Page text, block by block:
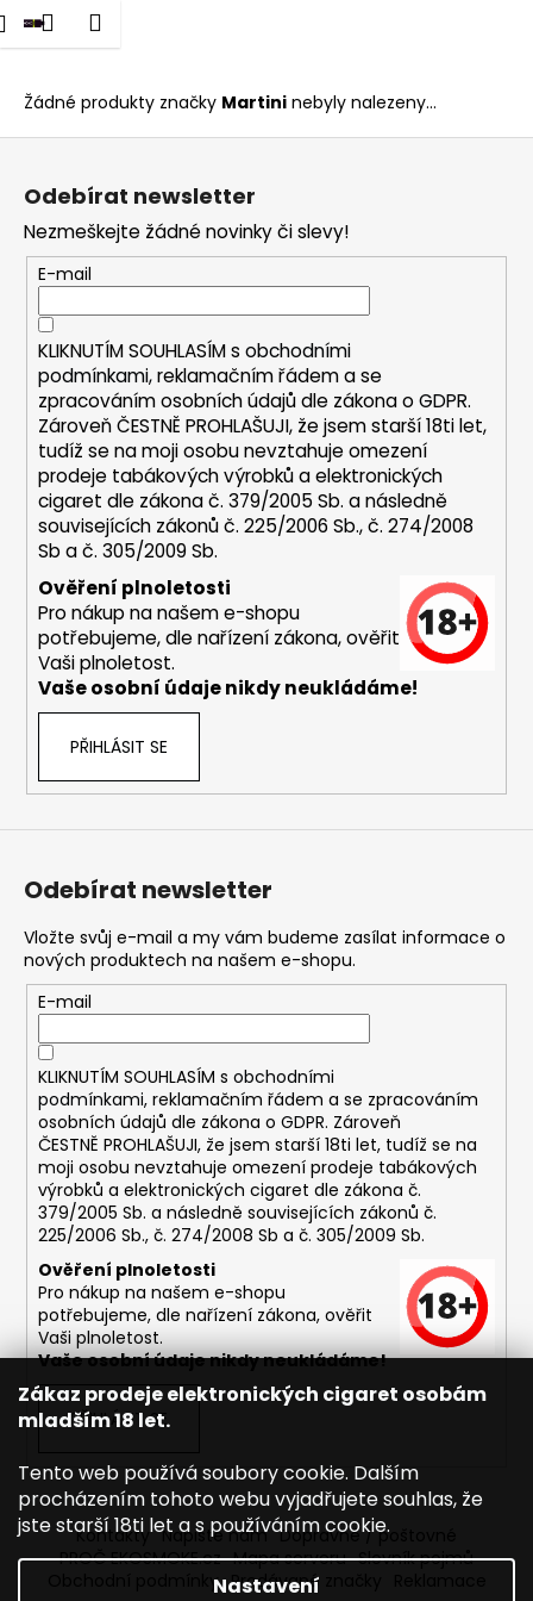
Zákaz prodeje elektronických cigaret osobám
mladším 18 let.
Tento web používá soubory cookie. Dalším
procházením tohoto webu vyjadřujete souhlas, že
jste starší 18ti let a s používáním cookie.
Nastavení
Přejít
na
Přihlášení
Nákupní
Martini
Žádné produkty značky Martini nebyly nalezeny...
K
o
k C
p
o
t
e
b
u
e
e
n
a
?
o
p
o
u
u
m
DEKANG
MENTOL
10ML
6MG
169
Kč
Původně:
195
Odebírat newsletter
Nezmeškejte žádné novinky či slevy!
E-mail
KLIKNUTÍM SOUHLASÍM s obchodními
podmínkami,reklamačním řádem a se
zpracováním osobních údajů dle zákona oGDPR.
Zároveň ČESTNĚ PROHLAŠUJI, že jsem starší 18ti let,
tudíž se na moji osobu nevztahuje omezení
prodeje tabákových výrobků a elektronických
cigaret dle zákona č. 379/2005 Sb. a následně
souvisejících zákonů č. 225/2006 Sb., č. 274/2008
Sb a č. 305/2009 Sb.
Ověření plnoletosti
Pro nákup na našem e-shopu
potřebujeme, dle nařízení zákona, ověřit
Vaši plnoletost.
Vaše osobní údaje nikdy neukládáme!
PŘIHLÁSIT SE
Odebírat newsletter
Vložte svůj e-mail a my vám budeme zasílat informace o
nových produktech na našem e-shopu.
E-mail
KLIKNUTÍM SOUHLASÍM s obchodními
podmínkami, reklamačním řádem a se zpracováním
osobních údajů dle zákona o GDPR. Zároveň
ČESTNĚ PROHLAŠUJI, že jsem starší 18ti let, tudíž se na
moji osobu nevztahuje omezení prodeje tabákových
výrobků a elektronických cigaret dle zákona č.
379/2005 Sb. a následně souvisejících zákonů č.
225/2006 Sb., č. 274/2008 Sb a č. 305/2009 Sb.
Ověření plnoletosti
Pro nákup na našem e-shopu
potřebujeme, dle nařízení zákona, ověřit
Vaši plnoletost.
Vaše osobní údaje nikdy neukládáme!
PŘIHLÁSIT SE
Kontakty Napište nám Dopravné / poštovné
PROČ EKOSMOKE.cz Mapa serveru Slovník pojmů
Obchodní podmínky Prodávané značky